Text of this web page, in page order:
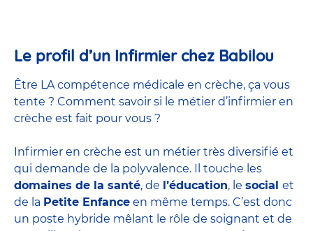
Le profil d’un Infirmier chez Babilou
Être LA compétence médicale en crèche, ça vous
tente ? Comment savoir si le métier d’infirmier en
crèche est fait pour vous ?
Infirmier en crèche est un métier très diversifié et
qui demande de la polyvalence. Il touche les
domaines de la santé, de l’éducation, le social et
de la Petite Enfance en même temps. C’est donc
un poste hybride mêlant le rôle de soignant et de